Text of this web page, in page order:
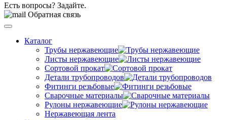
Есть вопросы? Задайте.
Обратная связь
Каталог
Трубы нержавеющие
Листы нержавеющие
Сортовой прокат
Детали трубопроводов
Фитинги резьбовые
Сварочные материалы
Рулоны нержавеющие
Нержавеющая лента